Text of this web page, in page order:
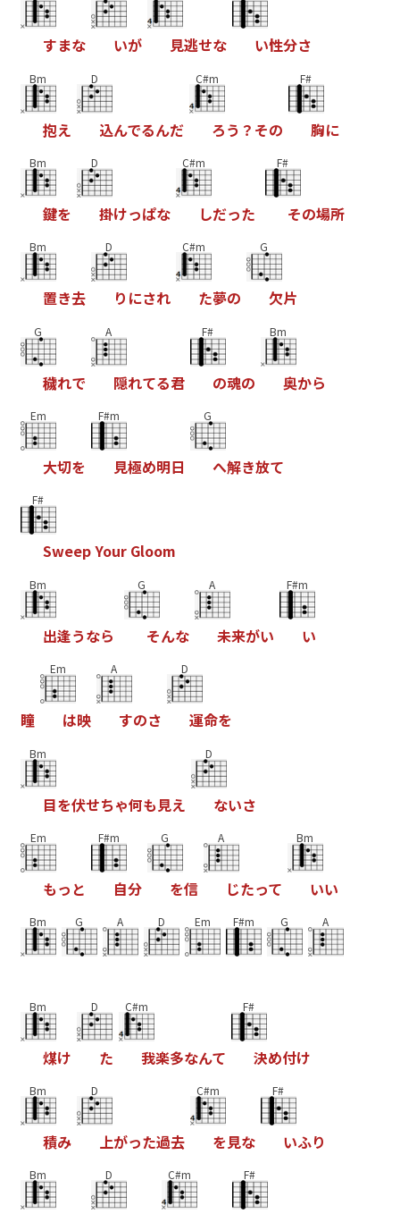
すまな いが 見逃せな い性分さ
Bm
抱え
D
込んでるんだ
C#m
ろう ？ その
F#
胸に
Bm
鍵を
D
掛けっぱな
C#m
しだった
F#
その場所
Bm
置き去
D
り にされ
C#m
た夢の
G
欠片
G
穢れで
A
隠れてる君
F#
の魂の
Bm
奥から
Em
大切を
F#m
見極め明日
G
へ解き放て
F#
SweepYour Gloom
Bm
出逢うなら
G
そんな
A
未来がい
F#m
い
瞳
Em
は映
A
すのさ
D
運命を
Bm
目を伏せちゃ何も見え
D
ないさ
Em
もっ と
F#m
自分
G
を信
A
じたって
Bm
いい
Bm G A D Em F#m G A
Bm
煤け
D
た
C#m
我楽多なんて
F#
決め付け
Bm
積み
D
上がった過去
C#m
を見な
F#
いふり
Bm D C#m F#